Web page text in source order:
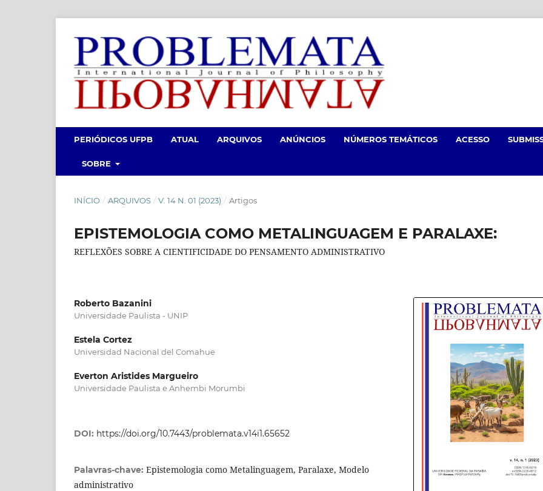
PERIÓDICOS UFPB ATUAL ARQUIVOS ANÚNCIOS NÚMEROS TEMÁTICOS ACESSO
SOBRE
INÍCIO / ARQUIVOS / V. 14 N. 01 (2023) / Artigos
EPISTEMOLOGIA COMO METALINGUAGEM E PARALAXE:
REFLEXÕES SOBRE A CIENTIFICIDADE DO PENSAMENTO ADMINISTRATIVO
Roberto Bazanini
Universidade Paulista - UNIP
Estela Cortez
Universidad Nacional del Comahue
Everton Aristides Margueiro
Universidade Paulista e Anhembi Morumbi
DOI: https://doi.org/10.7443/problemata.v14i1.65652
Palavras-chave: Epistemologia como Metalinguagem, Paralaxe, Modelo
administrativo